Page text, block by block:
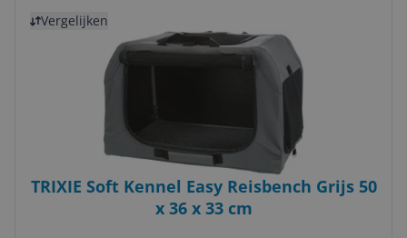
Vergelijken
TRIXIE Soft Kennel Easy Reisbench Grijs 50
x 36 x 33 cm